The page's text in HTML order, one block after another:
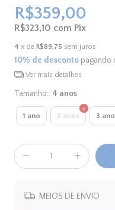
R$359,00
R$323,10 com Pix
4 x de R$89,75 sem juros
10% de desconto pagando
Ver mais detalhes
Tamanho:: 4 anos
1 ano 2 anos 3
MEIOS DE ENVIO